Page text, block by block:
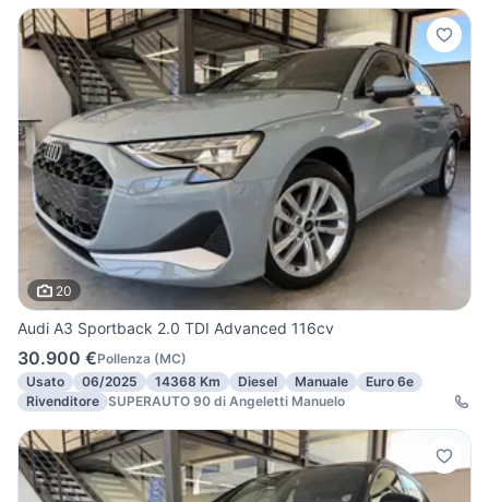
20
Audi A3 Sportback 2.0 TDI Advanced 116cv
30.900 €Pollenza (MC)
Usato
06/2025 14368 Km Diesel Manuale
Euro 6e
Rivenditore SUPERAUTO 90 di Angeletti Manuelo